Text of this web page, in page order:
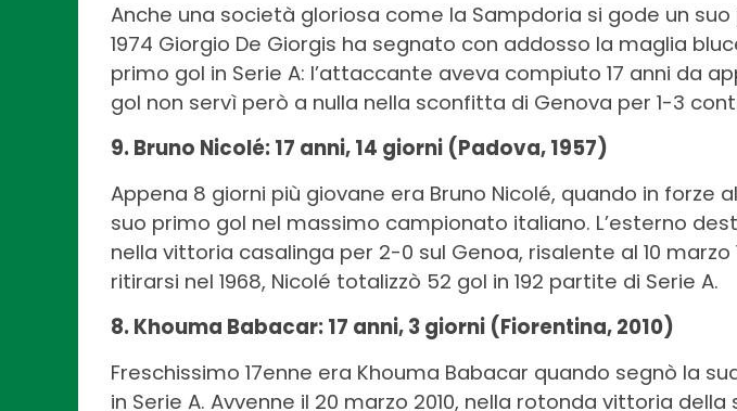
Anche una società gloriosa come la Sampdoria si gode un
1974 Giorgio De Giorgis ha segnato con addosso la maglia
primo gol in Serie A: l’attaccante aveva compiuto 17 anni da
gol non servì però a nulla nella sconfitta di Genova per 1-3
9. Bruno Nicolé: 17 anni, 14 giorni (Padova, 1957)
Appena 8 giorni più giovane era Bruno Nicolé, quando in forze
suo primo gol nel massimo campionato italiano. L’esterno
nella vittoria casalinga per 2-0 sul Genoa, risalente al 10 marzo
ritirarsi nel 1968, Nicolé totalizzò 52 gol in 192 partite di Serie A.
8. Khouma Babacar: 17 anni, 3 giorni (Fiorentina, 2010)
Freschissimo 17enne era Khouma Babacar quando segnò la
in Serie A. Avvenne il 20 marzo 2010, nella rotonda vittoria della